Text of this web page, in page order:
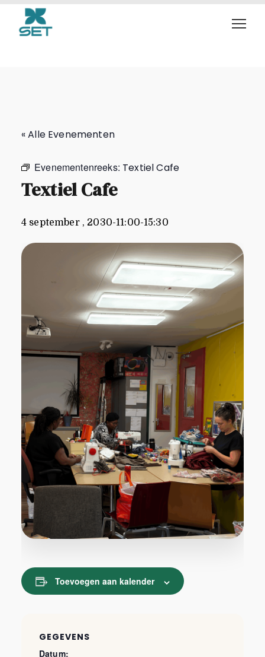
Textiel Cafe
« Alle Evenementen
Evenementenreeks: Textiel Cafe
Textiel Cafe
4 september , 2030-11:00-15:30
Toevoegen aan kalender
GEGEVENS
Datum: